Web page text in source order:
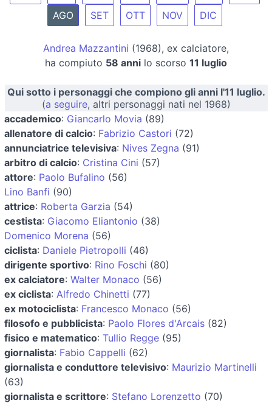
AGO
SET OTT NOV DIC
Andrea Mazzantini (1968), ex calciatore,
ha compiuto 58 anni lo scorso 11 luglio
Qui sotto i personaggi che compiono gli anni l'11 luglio.
(a seguire, altri personaggi nati nel 1968)
accademico: Giancarlo Movia (89)
allenatore di calcio: Fabrizio Castori (72)
annunciatrice televisiva: Nives Zegna (91)
arbitro di calcio: Cristina Cini (57)
attore: Paolo Bufalino (56)
Lino Banfi (90)
attrice: Roberta Garzia (54)
cestista: Giacomo Eliantonio (38)
Domenico Morena (56)
ciclista: Daniele Pietropolli (46)
dirigente sportivo: Rino Foschi (80)
ex calciatore: Walter Monaco (56)
ex ciclista: Alfredo Chinetti (77)
ex motociclista: Francesco Monaco (56)
filosofo e pubblicista: Paolo Flores d'Arcais (82)
fisico e matematico: Tullio Regge (95)
giornalista: Fabio Cappelli (62)
giornalista e conduttore televisivo: Maurizio Martinelli
(63)
giornalista e scrittore: Stefano Lorenzetto (70)